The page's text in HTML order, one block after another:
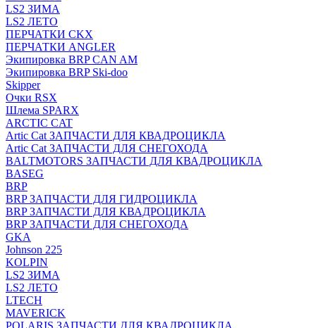
LS2 ЗИМА
LS2 ЛЕТО
ПЕРЧАТКИ CKX
ПЕРЧАТКИ ANGLER
Экипировка BRP CAN AM
Экипировка BRP Ski-doo
Skipper
Очки RSX
Шлема SPARX
ARCTIC CAT
Artic Cat ЗАПЧАСТИ ДЛЯ КВАДРОЦИКЛА
Artic Cat ЗАПЧАСТИ ДЛЯ СНЕГОХОДА
BALTMOTORS ЗАПЧАСТИ ДЛЯ КВАДРОЦИКЛА
BASEG
BRP
BRP ЗАПЧАСТИ ДЛЯ ГИДРОЦИКЛА
BRP ЗАПЧАСТИ ДЛЯ КВАДРОЦИКЛА
BRP ЗАПЧАСТИ ДЛЯ СНЕГОХОДА
GKA
Johnson 225
KOLPIN
LS2 ЗИМА
LS2 ЛЕТО
LTECH
MAVERICK
POLARIS ЗАПЧАСТИ ДЛЯ КВАДРОЦИКЛА